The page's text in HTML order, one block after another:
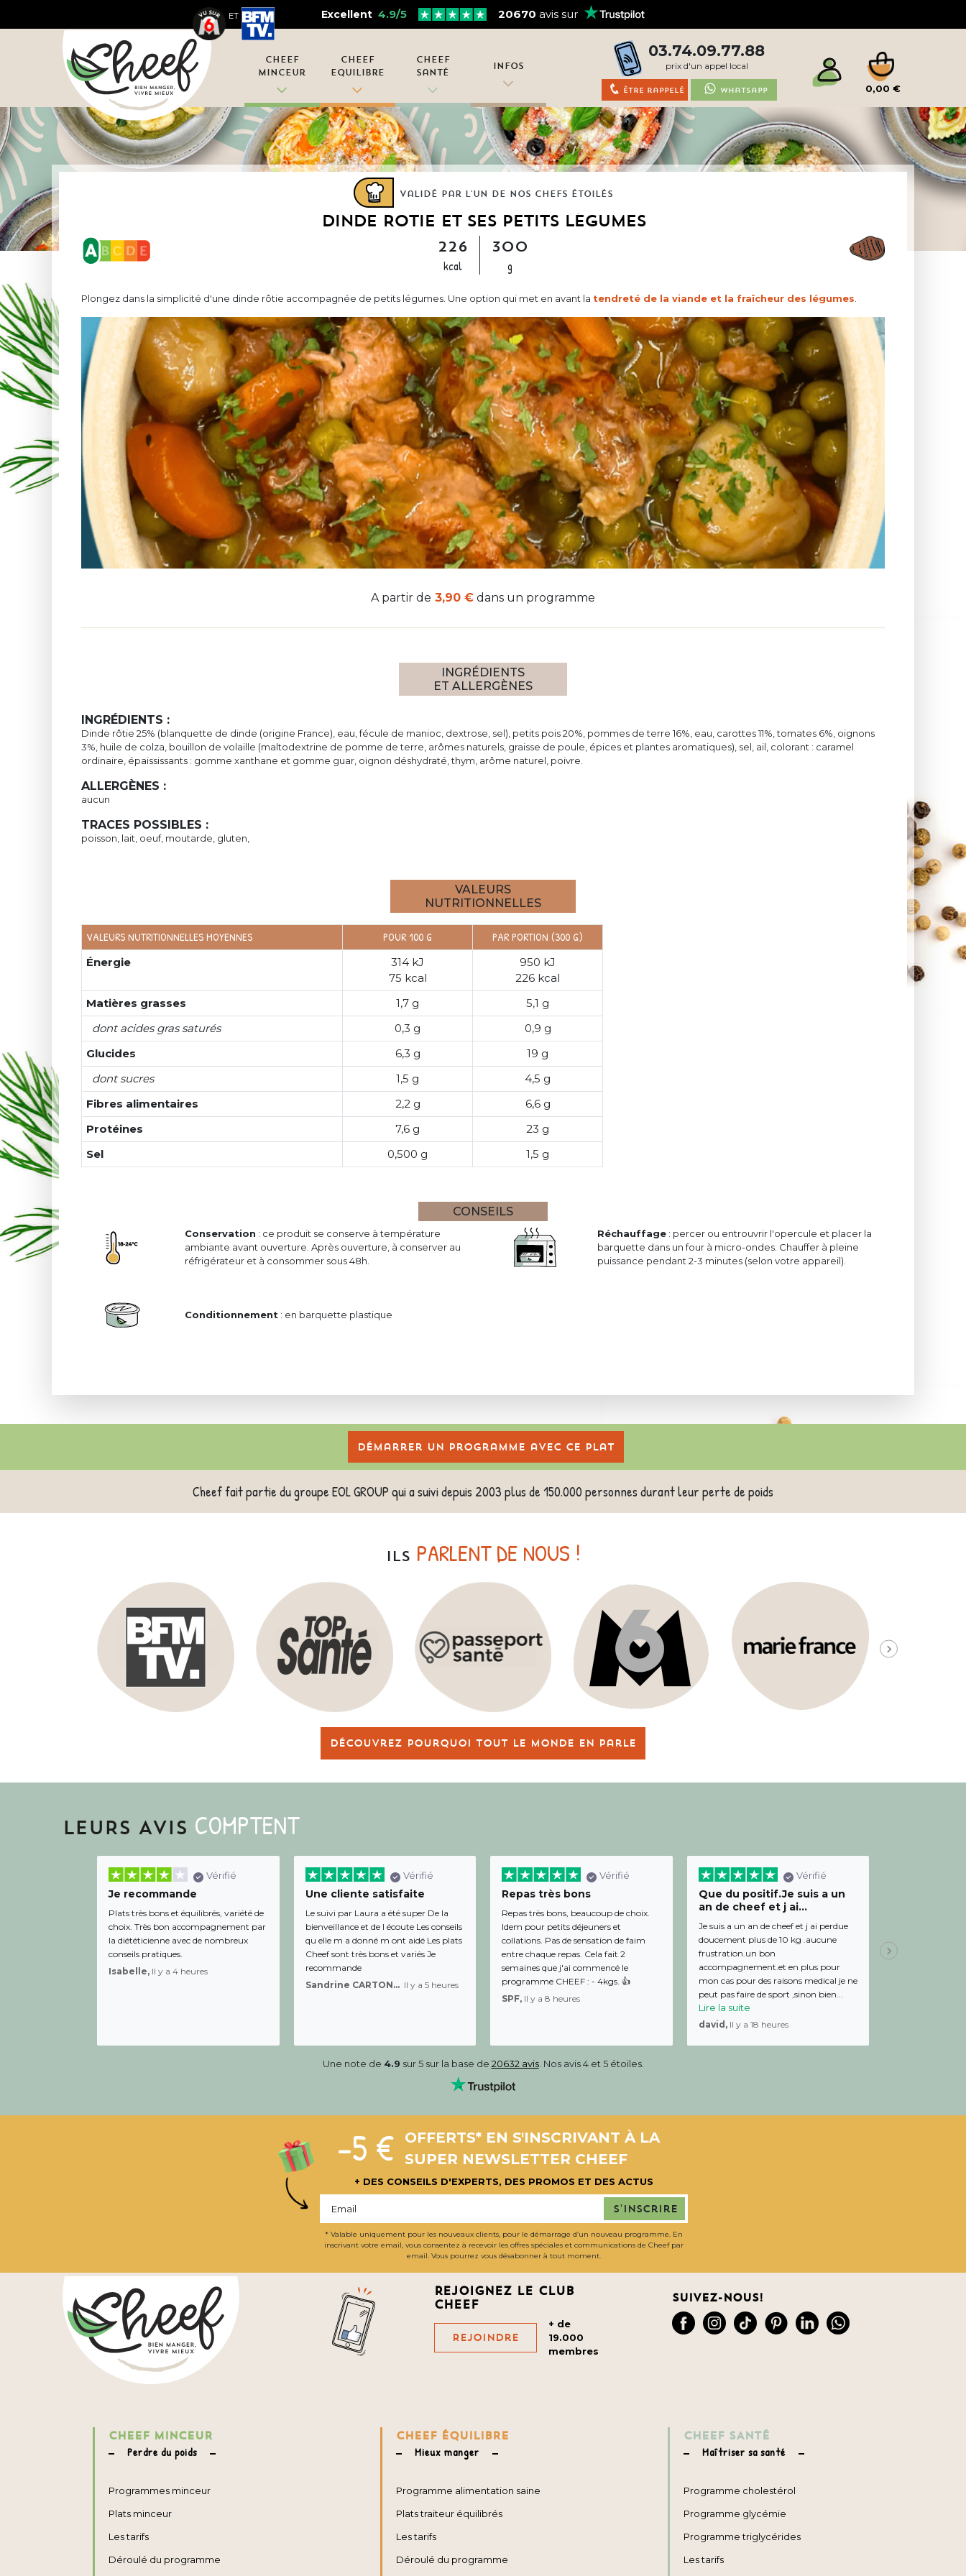
ET Excellent 4.9/5 20670 avis sur
Cheef
Minceur
Cheef
Equilibre
Cheef
Santé
Infos
03.74.09.77.88
prix d'un appel local
Être rappelé Whatsapp 0,00 €
Validé par l'un de nos chefs étoilés
DINDE RÔTIE ET SES PETITS LÉGUMES
226
kcal
300
g
Plongez dans la simplicité d'une dinde rôtie accompagnée de petits légumes. Une option qui met en avant la tendreté de la viande et la fraîcheur des légumes
A partir de 3,90 € dans un programme
INGRÉDIENTS
ET ALLERGÈNES
INGRÉDIENTS :
Dinde rôtie 25% (blanquette de dinde (origine France), eau, fécule de manioc, dextrose, sel), petits pois 20%, pommes de terre 16%, eau, carottes 11%, tomates 6%, oignons
3%, huile de colza, bouillon de volaille (maltodextrine de pomme de terre, arômes naturels, graisse de poule, épices et plantes aromatiques), sel, ail, colorant : caramel
ordinaire, épaississants : gomme xanthane et gomme guar, oignon déshydraté, thym, arôme naturel, poivre.
ALLERGÈNES :
aucun
TRACES POSSIBLES :
poisson, lait, oeuf, moutarde, gluten,
VALEURS
NUTRITIONNELLES
VALEURS NUTRITIONNELLES MOYENNES POUR 100 G PAR PORTION (300 G)
Énergie
314 kJ
75 kcal
950 kJ
226 kcal
Matières grasses
1,7 g
5,1 g
dont acides gras saturés
0,3 g
0,9 g
Glucides
6,3 g
19 g
dont sucres
1,5 g
4,5 g
Fibres alimentaires
2,2 g
6,6 g
Protéines
7,6 g
23 g
Sel
0,500 g 1,5 g
CONSEILS
Conservation : ce produit se conserve à température
ambiante avant ouverture. Après ouverture, à conserver au
réfrigérateur et à consommer sous 48h.
Réchauffage: percer ou entrouvrir l'opercule et placer la
barquette dans un four à micro-ondes. Chauffer à pleine
puissance pendant 2-3 minutes (selon votre appareil).
Conditionnement : en barquette plastique
Démarrer un programme avec ce plat
Cheef fait partie du groupe EOL GROUP qui a suivi depuis 2003 plus de 150.000 personnes durant leur perte de poids
ILS PARLENT DE NOUS !
Découvrez pourquoi tout le monde en parle
LEURS AVIS COMPTENT
Vérifié
Je recommande
Plats très bons et équilibrés, variété de
choix. Très bon accompagnement par
la diététicienne avec de nombreux
conseils pratiques.
Isabelle, Il y a 4 heures
Vérifié
Une cliente satisfaite
Le suivi par Laura a été super De la
bienveillance et de l écoute Les conseils
qu elle m a donné m ont aidé Les plats
Cheef sont très bons et variés Je
recommande
Sandrine CARTON-BRACQ, Il y a 5 heures
Vérifié
Repas très bons
Repas très bons, beaucoup de choix.
Idem pour petits déjeuners et
collations. Pas de sensation de faim
entre chaque repas. Cela fait 2
semaines que j'ai commencé le
programme CHEEF : - 4kgs. 👍
SPF, Il y a 8 heures
Vérifié
Que du positif.Je suis a un
an de cheef et j ai...
Je suis a un an de cheef et j ai perdue
doucement plus de 10 kg .aucune
frustration.un bon
accompagnement.et en plus pour
mon cas pour des raisons medical je ne
peut pas faire de sport ,sinon bien...
Lire la suite
david, Il y a 18 heures
Julien,
Une note de 4.9 sur 5 sur la base de 20632 avis. Nos avis 4 et 5 étoiles.
-5 €
OFFERTS* EN S'INSCRIVANT À LA
SUPER NEWSLETTER CHEEF
+ DES CONSEILS D'EXPERTS, DES PROMOS ET DES ACTUS
S'inscrire
* Valable uniquement pour les nouveaux clients, pour le démarrage d’un nouveau programme. En
inscrivant votre email, vous consentez à recevoir les offres spéciales et communications de Cheef par
email. Vous pourrez vous désabonner à tout moment.
Rejoignez le club
cheef
Rejoindre
+ de
19.000
membres
Suivez-nous!
CHEEF MINCEUR
Perdre du poids
Programmes minceur
Plats minceur
Les tarifs
Déroulé du programme
CHEEF ÉQUILIBRE
Mieux manger
Programme alimentation saine
Plats traiteur équilibrés
Les tarifs
Déroulé du programme
CHEEF SANTÉ
Maîtriser sa santé
Programme cholestérol
Programme glycémie
Programme triglycérides
Les tarifs